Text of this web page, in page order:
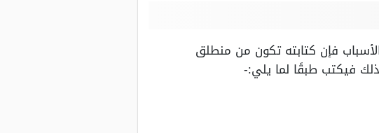
فإن كتابته تكون من منطلق
فيكتب طبقًا لما يلي:-